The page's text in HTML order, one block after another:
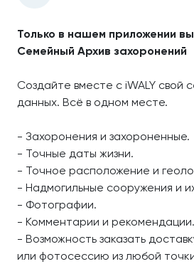
Только в нашем приложении
Семейный Архив захоронений
Создайте вместе с iWALY свой
данных. Всё в одном месте.
- Захоронения и захороненные.
- Точные даты жизни.
- Точное расположение и
- Надмогильные сооружения и
- Фотографии.
- Комментарии и рекомендации.
- Возможность заказать
или фотосессию из любой